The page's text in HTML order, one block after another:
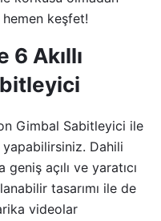
keşfet!
6 Akıllı
Gimbal Sabitleyici ile
Dahili
açılı ve yaratıcı
tasarımı ile de
videolar